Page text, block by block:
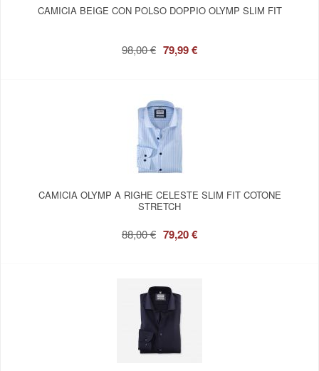
CAMICIA BEIGE CON POLSO DOPPIO OLYMP SLIM FIT
98,00 € 79,99 €
CAMICIA OLYMP A RIGHE CELESTE SLIM FIT COTONE
STRETCH
88,00 € 79,20 €